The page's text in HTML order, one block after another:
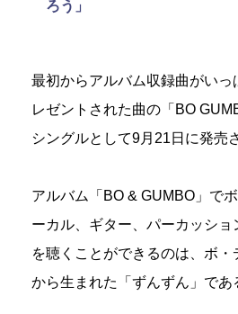
ろう」
最初からアルバム収録曲がいっ
レゼントされた曲の「BO
シングルとして9月21日に発売
アルバム「BO & GUMBO」で
ーカル、ギター、パーカッシ
を聴くことができるのは、ボ・
から生まれた「ずんずん」であ